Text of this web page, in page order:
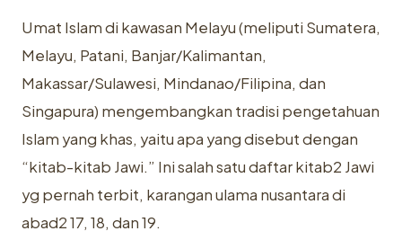
Umat Islam di kawasan Melayu (meliputi Sumatera,
Melayu, Patani, Banjar/Kalimantan,
Makassar/Sulawesi, Mindanao/Filipina, dan
Singapura) mengembangkan tradisi pengetahuan
Islam yang khas, yaitu apa yang disebut dengan
“kitab-kitab Jawi.” Ini salah satu daftar kitab2 Jawi
yg pernah terbit, karangan ulama nusantara di
abad2 17, 18, dan 19.